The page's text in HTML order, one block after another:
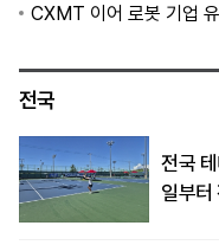
CXMT 이어 로봇 기업
전국
전국
일부터